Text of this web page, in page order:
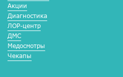
Акции
Диагностика
ЛОР-центр
ДМС
Медосмотры
Чекапы